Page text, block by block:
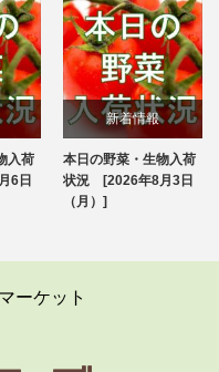
入荷
6日
新着情報
ブログ
本日の野菜・生物入荷
状況 [2026年8月3日
（月）]
ーケット